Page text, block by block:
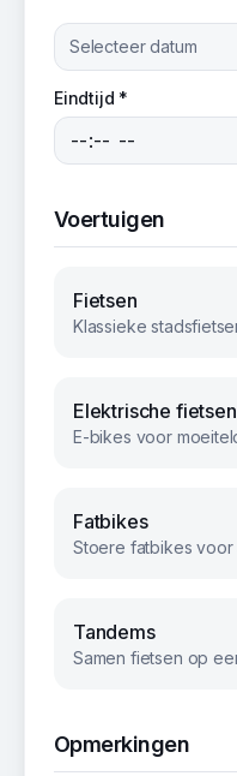
Selecteer datum
Eindtijd *
Voertuigen
Fietsen
Elektrische fietsen
Fatbikes
Tandems
Opmerkingen